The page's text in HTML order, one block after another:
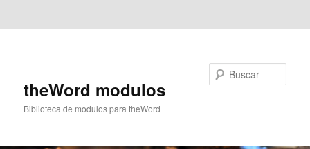
theWord modulos
Biblioteca de modulos para theWord